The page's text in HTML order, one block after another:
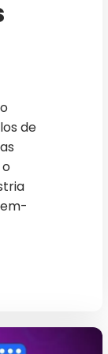
DE CONTEÚDO
EMPRESARIAL
ORGANIZACIONAL
DADOS
DE SITES
EBOOK
de